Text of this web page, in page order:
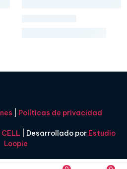
Políticas de privacidad
CELL | Desarrollado por Estudio
Loopie